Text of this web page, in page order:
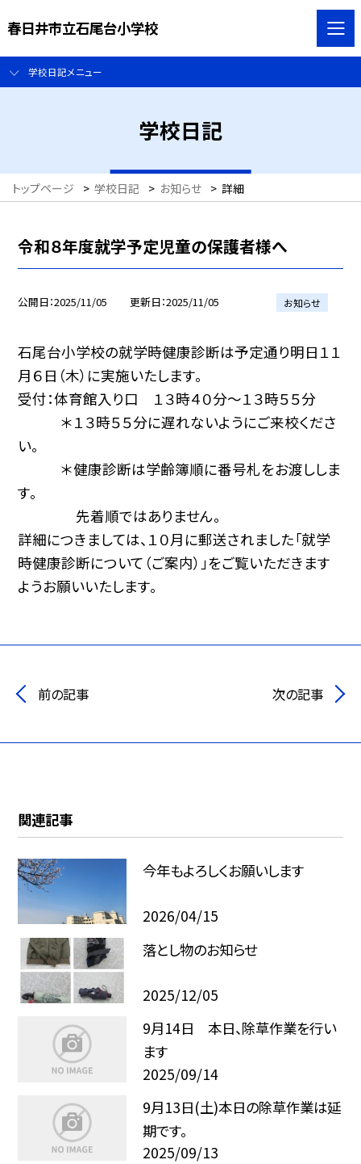
春日井市立石尾台小学校
学校日記メニュー
学校日記
トップページ > 学校日記 > お知らせ > 詳細
令和８年度就学予定児童の保護者様へ
公開日 2025/11/05 更新日 2025/11/05 お知らせ
石尾台小学校の就学時健康診断は予定通り明日１１
月６日（木）に実施いたします。
受付：体育館入り口 １３時４０分～１３時５５分
＊１３時５５分に遅れないようにご来校くださ
い。
＊健康診断は学齢簿順に番号札をお渡ししま
す。
先着順ではありません。
詳細につきましては、１０月に郵送されました「就学
時健康診断について（ご案内）」をご覧いただきます
ようお願いいたします。
前の記事 次の記事
関連記事
今年もよろしくお願いします
2026/04/15
落とし物のお知らせ
2025/12/05
9月14日 本日、除草作業を行い
ます
2025/09/14
9月13日(土)本日の除草作業は延
期です。
2025/09/13